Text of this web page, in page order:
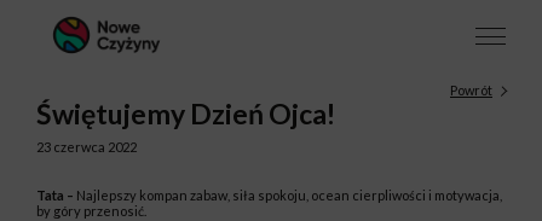
Powrót
Świętujemy Dzień Ojca!
23 czerwca 2022
Tata – Najlepszy kompan zabaw, siła spokoju, ocean cierpliwości i motywacja,
by góry przenosić.